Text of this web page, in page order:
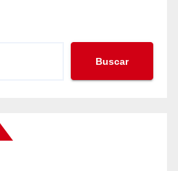
Buscar